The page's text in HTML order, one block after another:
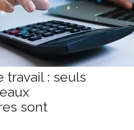
travail : seuls
sont